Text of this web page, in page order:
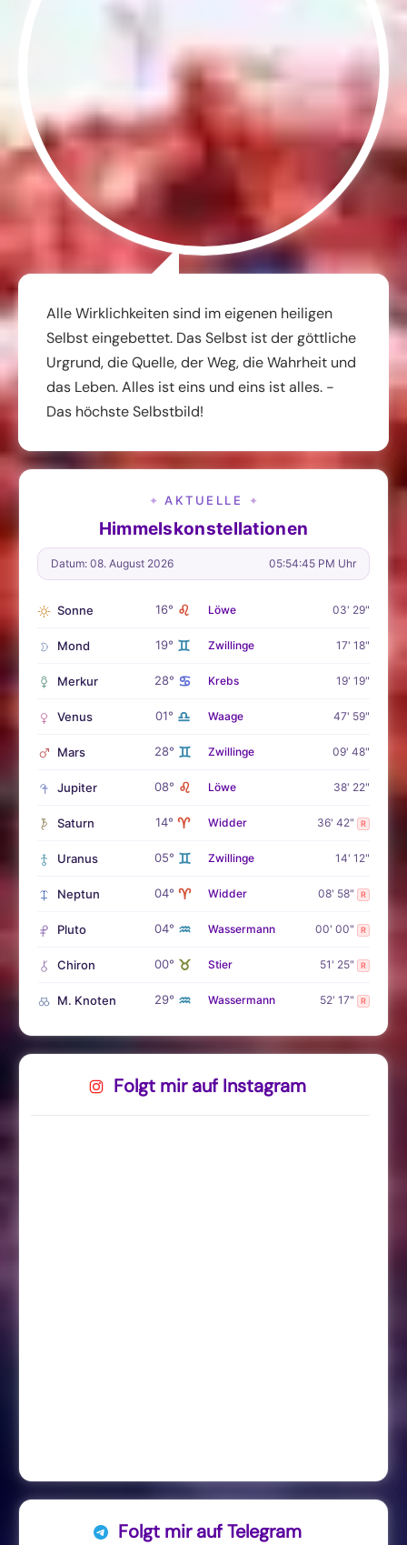
Alle Wirklichkeiten sind im eigenen heiligen
Selbst eingebettet. Das Selbst ist der göttliche
Urgrund, die Quelle, der Weg, die Wahrheit und
das Leben. Alles ist eins und eins ist alles. -
Das höchste Selbstbild!
✦ AKTUELLE ✦
Himmelskonstellationen
Datum: 08. August 2026 05:54:47 PM Uhr
Sonne 16° ♌ Löwe 03' 29"
Mond 19° ♊ Zwillinge 17' 18"
Merkur 28° ♋ Krebs 19' 19"
Venus 01° ♎ Waage 47' 59"
Mars 28° ♊ Zwillinge 09' 48"
Jupiter 08° ♌ Löwe 38' 22"
Saturn 14° ♈ Widder 36' 42" R
Uranus 05° ♊ Zwillinge 14' 12"
Neptun 04° ♈ Widder 08' 58" R
Pluto 04° ♒ Wassermann 00' 00" R
Chiron 00° ♉ Stier 51' 25" R
M. Knoten 29° ♒ Wassermann 52' 17" R
Folgt mir auf Instagram
Folgt mir auf Telegram